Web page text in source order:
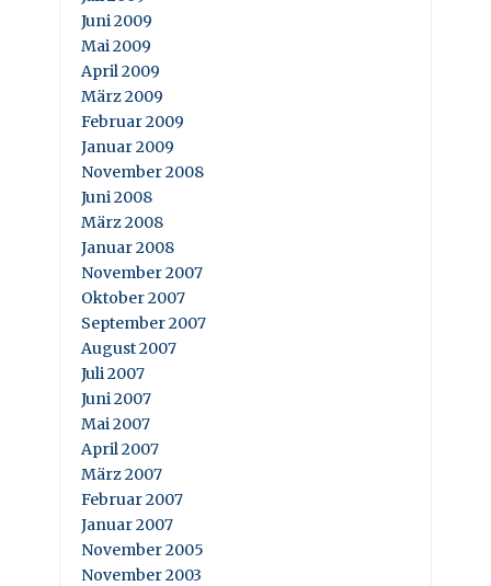
Juni 2009
Mai 2009
April 2009
März 2009
Februar 2009
Januar 2009
November 2008
Juni 2008
März 2008
Januar 2008
November 2007
Oktober 2007
September 2007
August 2007
Juli 2007
Juni 2007
Mai 2007
April 2007
März 2007
Februar 2007
Januar 2007
November 2005
November 2003